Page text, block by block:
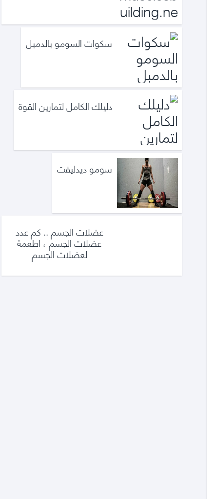
سكوات السومو بالدمبل
دليلك الكامل لتمارين القوة
سومو ديدليفت
عضلات الجسم .. كم عدد
عضلات الجسم ، اطعمة
لعضلات الجسم